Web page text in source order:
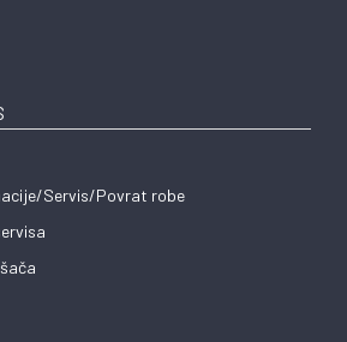
Servis/Povrat robe